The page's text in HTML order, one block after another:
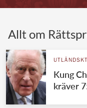
Allt om
UTLÄNDSKT
Kung
kräver